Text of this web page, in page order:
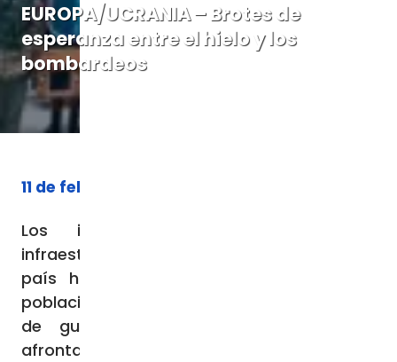
EUROPA/UCRANIA – Brotes de
esperanza entre el hielo y los
bombardeos
11 de febrero de 2026
Los intensos ataques contra las
infraestructuras energéticas en todo el
país han puesto a dura prueba a una
población agotada tras casi cuatro años
de guerra. En este contexto, Ucrania
afronta temperaturas que oscilan entre los